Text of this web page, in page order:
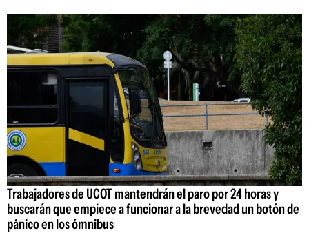
Trabajadores de UCOT mantendrán el paro por 24 horas y
buscarán que empiece a funcionar a la brevedad un botón de
pánico en los ómnibus